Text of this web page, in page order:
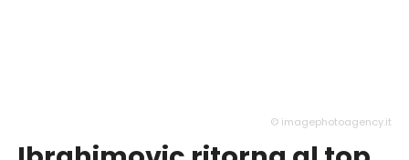
© imagephotoagency.it